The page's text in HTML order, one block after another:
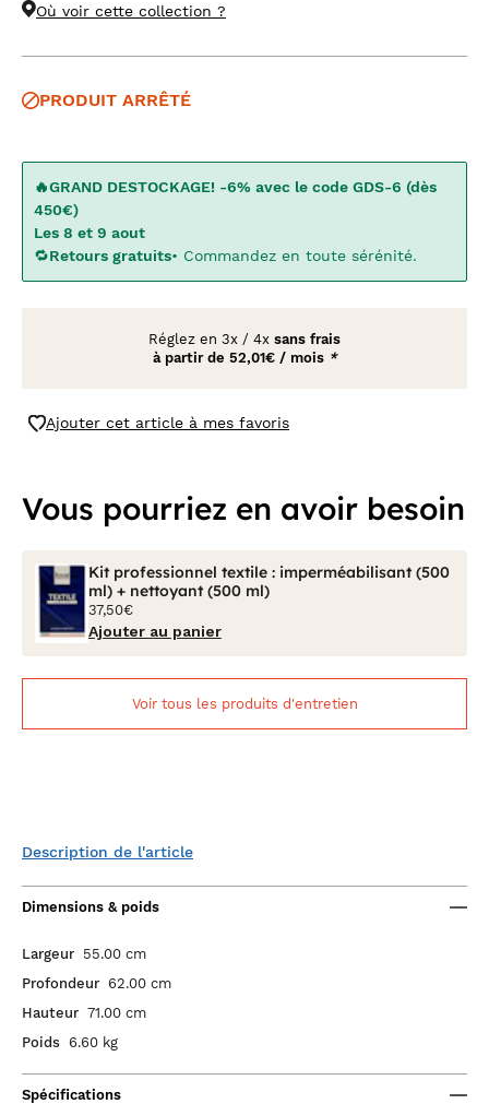
Où voir cette collection ?
PRODUIT ARRÊTÉ
🔥GRAND DESTOCKAGE! -6% avec le code GDS-6 (dès
450€)
Les 8 et 9 aout
🔁Retours gratuits• Commandez en toute sérénité.
Réglez en 3x / 4x sans frais
à partir de 52,01€ / mois *
Ajouter cet article à mes favoris
Vous pourriez en avoir besoin
Kit professionnel textile : imperméabilisant (500
ml) + nettoyant (500 ml)
37,50€
Ajouter au panier
Voir tous les produits d'entretien
Description de l'article
Dimensions & poids
Largeur 55.00 cm
Profondeur 62.00 cm
Hauteur 71.00 cm
Poids 6.60 kg
Spécifications